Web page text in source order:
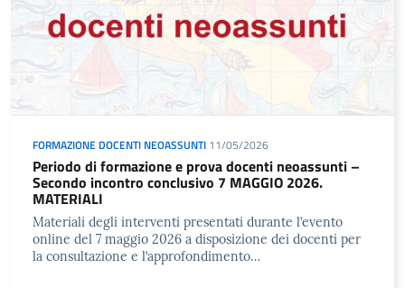
FORMAZIONE DOCENTI NEOASSUNTI 11/05/2026
Periodo di formazione e prova docenti neoassunti –
Secondo incontro conclusivo 7 MAGGIO 2026.
MATERIALI
Materiali degli interventi presentati durante l’evento
online del 7 maggio 2026 a disposizione dei docenti per
la consultazione e l’approfondimento…